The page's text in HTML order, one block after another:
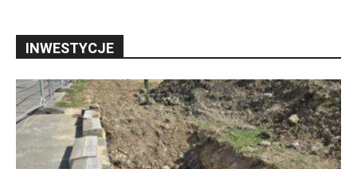
INWESTYCJE